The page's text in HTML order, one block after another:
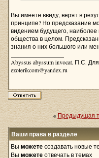
Вы имеете ввиду, верят в
принципе? Но предсказание
видением будущего, наиболее
общества в целом.
знания о них большого или
Abyssus abyssum invocat. П.С.
ezoterikcom@yandex.ru
« Предыдущая
Ваши права в разделе
Вы можетесоздавать новые
Вы можетеотвечать в темах